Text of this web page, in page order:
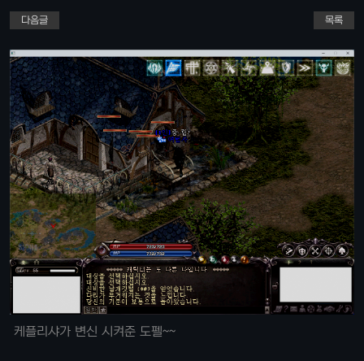
다음글 목록
케플리샤가 변신 시켜준 도펠~~